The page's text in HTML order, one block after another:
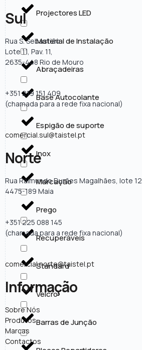
Projectores LED
Material de Instalação
Abraçadeiras
Base Autocolante
Espigão de suporte
Inox
Marcação
Prego
Recuperáveis
Standard
Velcro
Barras de Junção
Sul
Rua S. Sebastião
Lote 11, Pav. 11,
2635-448 Rio de Mouro
+351 219 151 409
(chamada para a rede fixa nacional)
comercial.sul@taistel.pt
Norte
Rua Raimundo Durães Magalhães, lote 12
4475-189 Maia
+351 225 088 145
(chamada para a rede fixa nacional)
comercial.norte@taistel.pt
Informação
Sobre Nós
Produtos
Marcas
Contactos